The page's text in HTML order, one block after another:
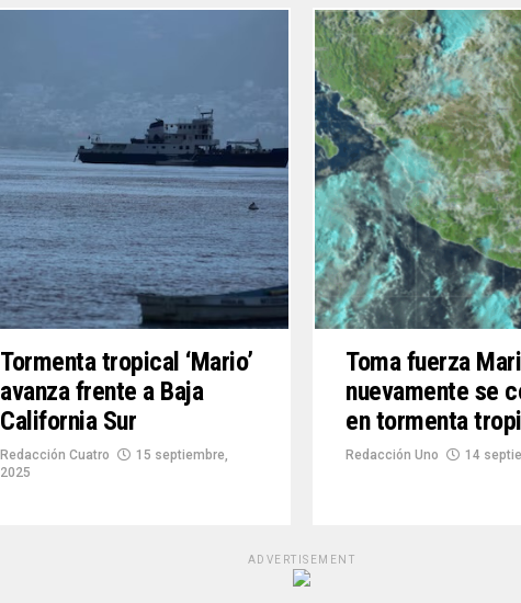
Tormenta tropical ‘Mario’
avanza frente a Baja
California Sur
Redacción Cuatro
15 septiembre,
2025
Toma fuerza
nuevamente se
en tormenta
Redacción Uno 14
ADVERTISEMENT